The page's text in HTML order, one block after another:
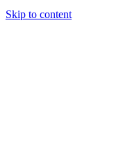
Skip to content